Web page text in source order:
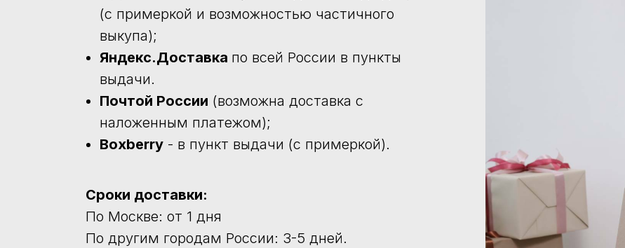
(с примеркой и возможностью частичного
выкупа);
Яндекс.Доставка по всей России в пункты
выдачи.
Почтой России (возможна доставка с
наложенным платежом);
Boxberry - в пункт выдачи (с примеркой).
Сроки доставки:
По Москве: от 1 дня
По другим городам России: 3-5 дней.